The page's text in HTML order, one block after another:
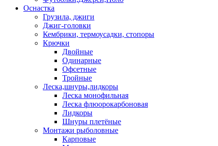
Оснастка
Грузила, джиги
Джиг-головки
Кембрики, термоусадки, стопоры
Крючки
Двойные
Одинарные
Офсетные
Тройные
Леска,шнуры,лидкоры
Леска монофильная
Леска флюорокарбоновая
Лидкоры
Шнуры плетёные
Монтажи рыболовные
Карповые